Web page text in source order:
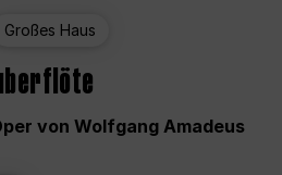
Großes Haus
von Wolfgang Amadeus